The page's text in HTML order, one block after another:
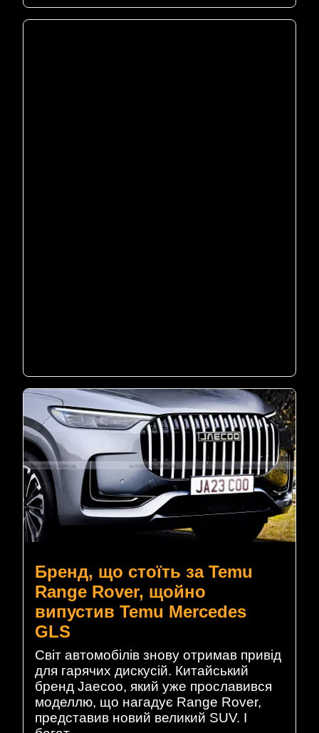
Бренд, що стоїть за Temu
Range Rover, щойно
випустив Temu Mercedes
GLS
Світ автомобілів знову отримав привід
для гарячих дискусій. Китайський
бренд Jaecoo, який уже прославився
моделлю, що нагадує Range Rover,
представив новий великий SUV. І